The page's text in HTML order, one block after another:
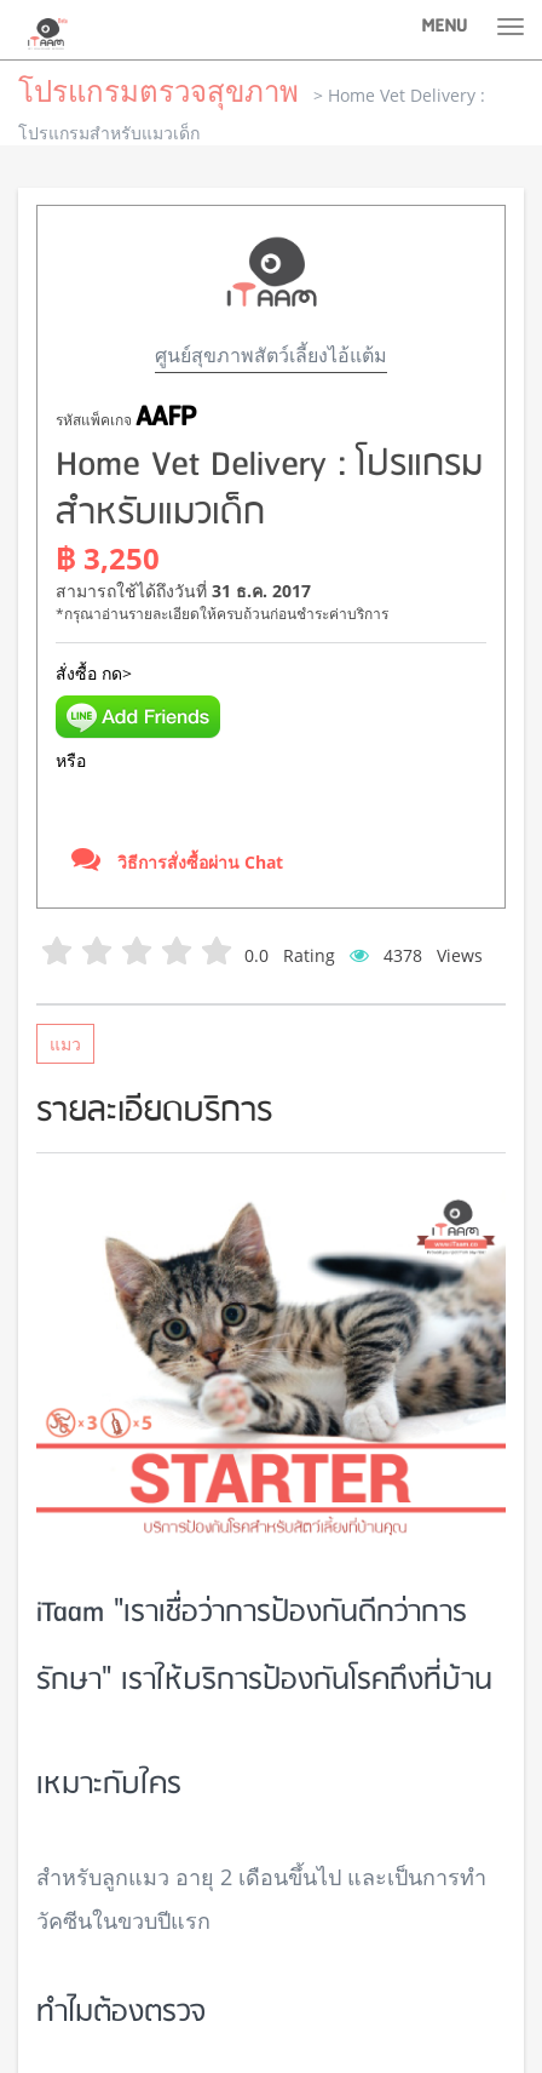
MENU
โปรแกรมตรวจสุขภาพ
> Home Vet Delivery :
โปรแกรมสำหรับแมวเด็ก
ศูนย์สุขภาพสัตว์เลี้ยงไอ้แต้ม
รหัสแพ็คเกจ AAFP
Home Vet Delivery : โปรแกรม
สำหรับแมวเด็ก
฿ 3,250
สามารถใช้ได้ถึงวันที่ 31 ธ.ค. 2017
*กรุณาอ่านรายละเอียดให้ครบถ้วนก่อนชำระค่าบริการ
สั่งซื้อ กด>
หรือ
วิธีการสั่งซื้อผ่าน Chat
0.0 Rating 4378 Views
แมว
รายละเอียดบริการ
iTaam "เราเชื่อว่าการป้องกันดีกว่าการ
รักษา" เราให้บริการป้องกันโรคถึงที่บ้าน
เหมาะกับใคร
สำหรับลูกแมว อายุ 2 เดือนขึ้นไป และเป็นการทำ
วัคซีนในขวบปีแรก
ทำไมต้องตรวจ